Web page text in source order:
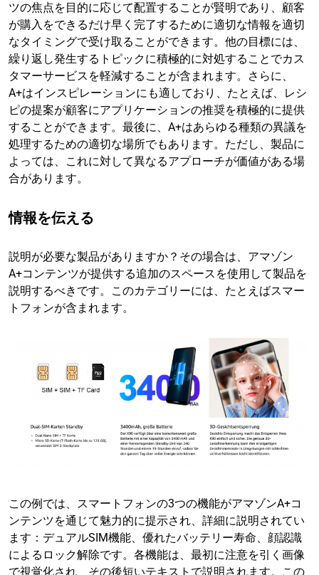
ツの焦点を目的に応じて配置することが賢明であり、顧客
が購入をできるだけ早く完了するために適切な情報を適切
なタイミングで受け取ることができます。他の目標には、
繰り返し発生するトピックに積極的に対処することでカス
タマーサービスを軽減することが含まれます。さらに、
A+はインスピレーションにも適しており、たとえば、レシ
ピの提案が顧客にアプリケーションの推奨を積極的に提供
することができます。最後に、A+はあらゆる種類の異議を
処理するための適切な場所でもあります。ただし、製品に
よっては、これに対して異なるアプローチが価値がある場
合があります。
情報を伝える
説明が必要な製品がありますか？その場合は、アマゾン
A+コンテンツが提供する追加のスペースを使用して製品を
説明するべきです。このカテゴリーには、たとえばスマー
トフォンが含まれます。
この例では、スマートフォンの3つの機能がアマゾンA+コ
ンテンツを通じて魅力的に提示され、詳細に説明されてい
ます：デュアルSIM機能、優れたバッテリー寿命、顔認識
によるロック解除です。各機能は、最初に注意を引く画像
で視覚化され、その後短いテキストで説明されます。この